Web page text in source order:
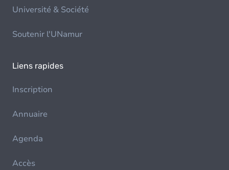
Université & Société
Soutenir l'UNamur
Liens rapides
Inscription
Annuaire
Agenda
Accès